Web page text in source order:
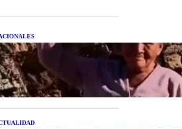
mujer asegura haber
con un extraterrestre
a cuerpo